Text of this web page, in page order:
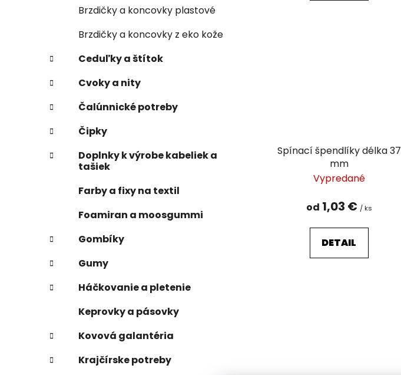
Brzdičky a koncovky plastové
Brzdičky a koncovky z eko kože
Ceduľky a štítok
Cvoky a nity
Čalúnnické potreby
Čipky
Doplnky k výrobe kabeliek a
tašiek
Farby a fixy na textil
Foamiran a moosgummi
Gombíky
Gumy
Háčkovanie a pletenie
Keprovky a pásovky
Kovová galantéria
Krajčírske potreby
Spínací špendlíky délka 37
mm
Vypredané
od 1,03 € / ks
DETAIL